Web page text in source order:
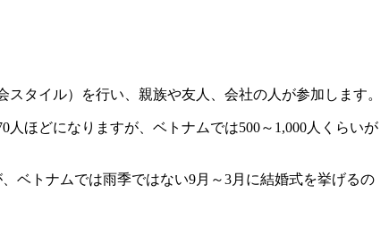
タイル）を行い、親族や友人、会社の人が参加します。
ほどになりますが、ベトナムでは500～1,000人くらいが
ベトナムでは雨季ではない9月～3月に結婚式を挙げるの